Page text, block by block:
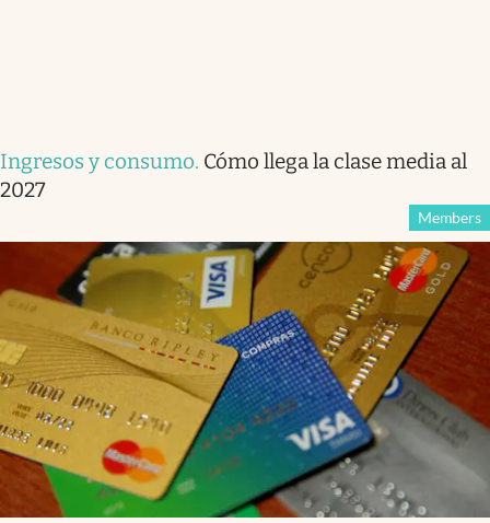
Ingresos y consumo. Cómo llega la clase media al
2027
Members